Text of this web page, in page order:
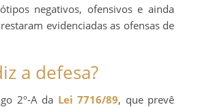
negativos, ofensivos e ainda
evidenciadas as ofensas de
a defesa?
2º-A da Lei 7716/89, que prevê